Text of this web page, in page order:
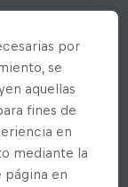
por
se
aquellas
fines de
en
mediante la
página en